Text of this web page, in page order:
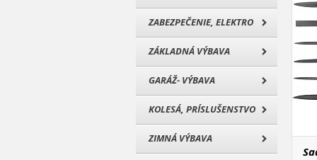
ZABEZPEČENIE, ELEKTRO
ZÁKLADNÁ VÝBAVA
GARÁŽ- VÝBAVA
KOLESÁ, PRÍSLUŠENSTVO
ZIMNÁ VÝBAVA